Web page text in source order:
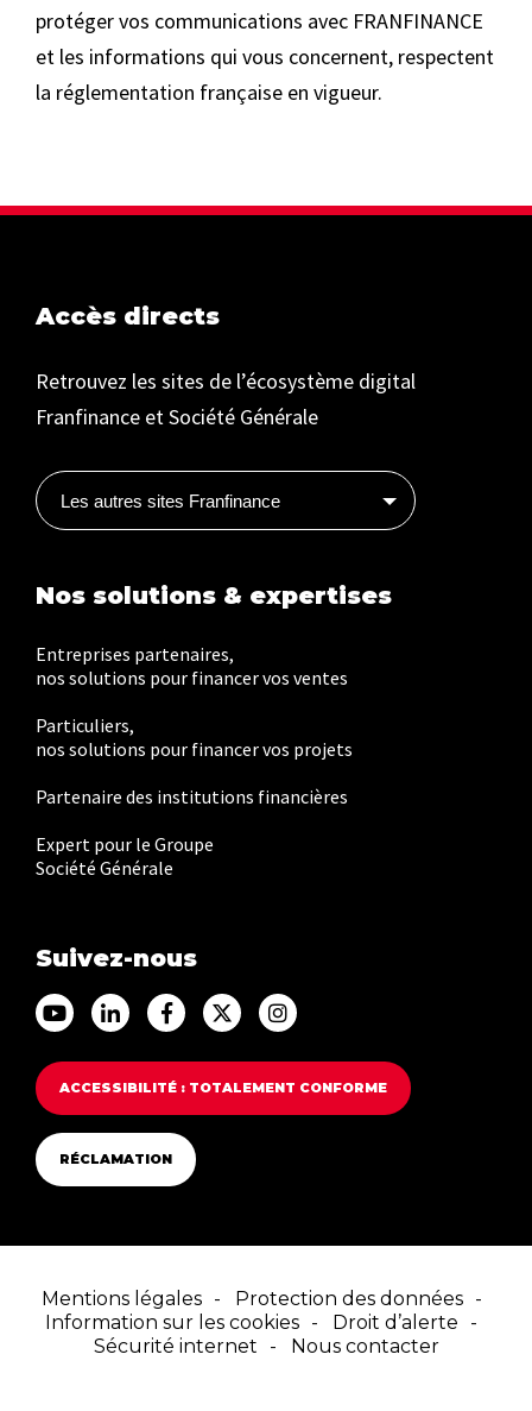
protéger vos communications avec FRANFINANCE
et les informations qui vous concernent, respectent
la réglementation française en vigueur.
Accès directs
Retrouvez les sites de l’écosystème digital
Franfinance et Société Générale
Les autres sites Franfinance
Nos solutions & expertises
Entreprises partenaires,
nos solutions pour financer vos ventes
Particuliers,
nos solutions pour financer vos projets
Partenaire des institutions financières
Expert pour le Groupe
Société Générale
Suivez-nous
Accéder au Youtube Franfinance
Accéder au Linkedin Franfinance
Accéder au Facebook Franfinance
Accéder au Twitter
Accéder au Instagram
ACCESSIBILITÉ : TOTALEMENT CONFORME
RÉCLAMATION
Mentions légales
Protection des données
Information sur les cookies
Droit d’alerte
Sécurité internet
Nous contacter